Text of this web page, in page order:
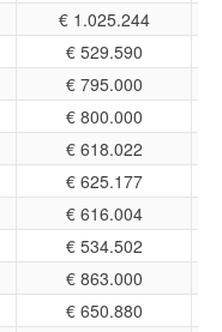
€ 1.025.244
€ 529.590
€ 795.000
€ 800.000
€ 618.022
€ 625.177
€ 616.004
€ 534.502
€ 863.000
€ 650.880